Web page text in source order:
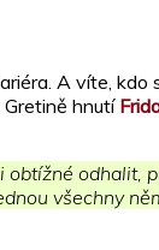
A víte,
Gretině hnutí
odhalit,
všechny